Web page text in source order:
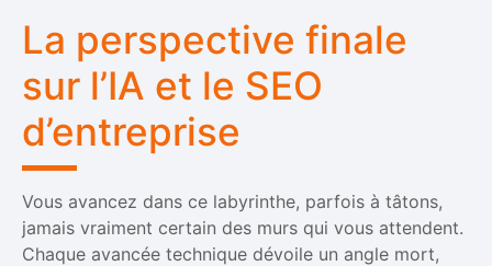
La perspective finale
sur l’IA et le SEO
d’entreprise
Vous avancez dans ce labyrinthe, parfois à tâtons,
jamais vraiment certain des murs qui vous attendent.
Chaque avancée technique dévoile un angle mort,